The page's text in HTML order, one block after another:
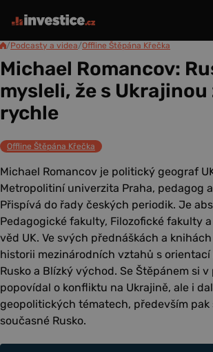
/Podcasty a videa/Offline Štěpána Křečka
Michael Romancov:
mysleli, že s
rychle
Offline Štěpána Křečka
Michael Romancov je politický geograf
Metropolitiní univerzita Praha, pedagog
Přispívá do řady českých periodik. Je
Pedagogické fakulty, Filozofické fakulty
věd UK. Ve svých přednáškách a
historii mezinárodních vztahů s orientací
Rusko a Blízký východ. Se Štěpánem si
popovídal o konfliktu na Ukrajině, ale i
geopolitických tématech, především pak
současné Rusko.